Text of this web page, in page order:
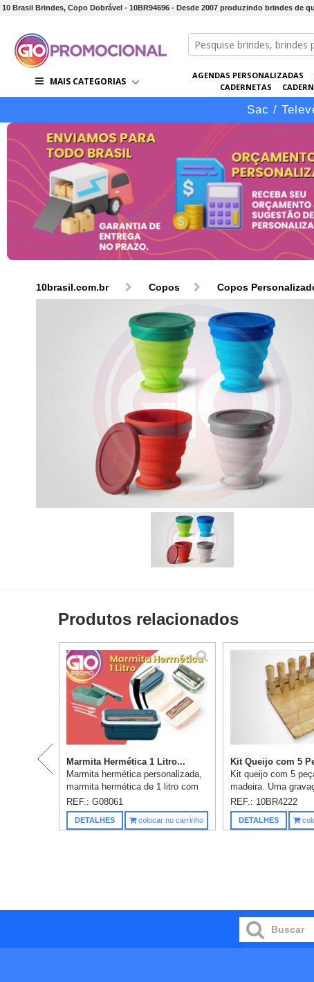
10 Brasil Brindes, Copo Dobrável - 10BR94696 - Desde 2007 produzindo brindes
MAIS CATEGORIAS
AGENDAS PERSONALIZADAS
CADERNETAS
CONJUNTOS DE BRINDES
Sac /
10brasil.com.br Copos Copos
Produtos relacionados
Marmita Hermética 1 Litro...
Marmita hermética personalizada,
marmita hermética de 1 litro com
divisórias e 3 talheres. Feita em
PP atóxico e livre de BPA, é
completamente segura para ...
REF.: G08061
DETALHES colocar no carrinho
Kit Queijo com 5
Kit queijo com 5
madeira. Uma
REF.: 10BR4222
DETALHES